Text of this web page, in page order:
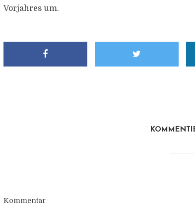
Vorjahres um.
Kommentar